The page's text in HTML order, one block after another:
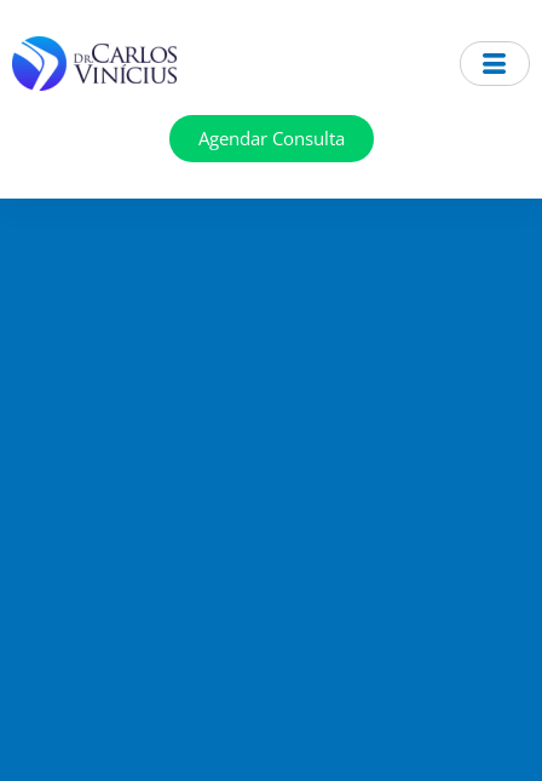
para
conteúdo
Agendar Consulta